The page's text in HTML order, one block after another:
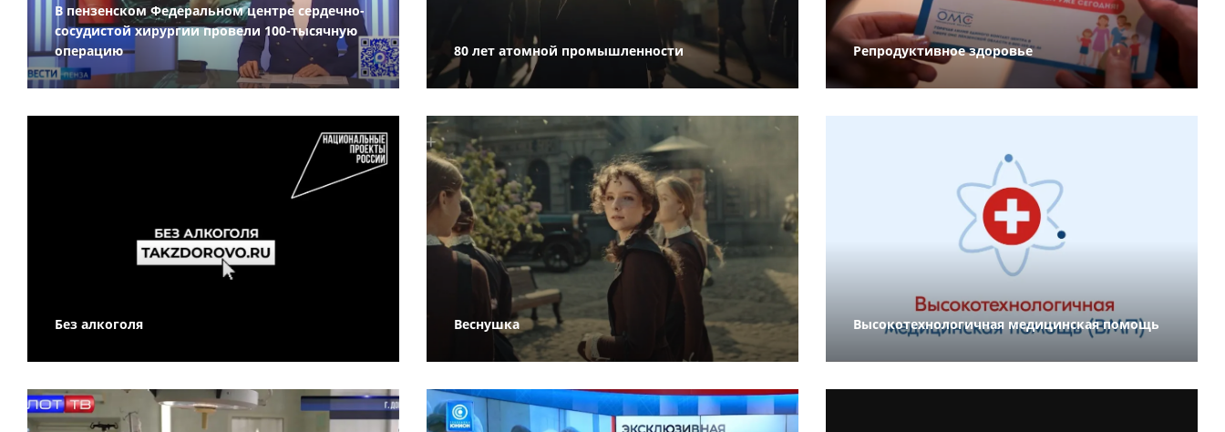
В пензенском Федеральном центре сердечно-
сосудистой хирургии провели 100-тысячную
операцию
80 лет атомной промышленности Репродуктивное здоровье
Без алкоголя Веснушка Высокотехнологичная медицинская помощь